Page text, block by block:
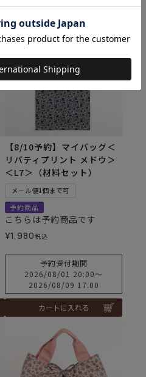
カートに入れる
【8/10予約】マイバッグ＜
リバティプリント メドウ＞
＜L7＞（材料セット）
メール便1個まで可
予約商品
こちらは予約商品です
¥1,980税込
予約受付期間
2026/08/01 20:00〜
2026/08/09 17:00
カートに入れる